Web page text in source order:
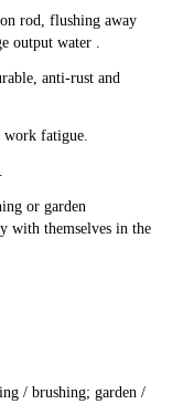
rod, flushing away
output water .
anti-rust and
fatigue.
or garden
with themselves in the
/ brushing; garden /